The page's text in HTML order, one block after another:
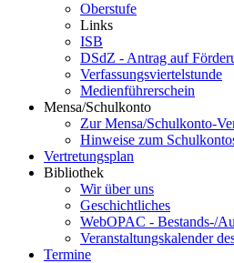
Oberstufe
Links
ISB
DSdZ - Antrag auf
Verfassungsviertelstunde
Medienführerschein
Mensa/Schulkonto
Zur Mensa/Schulkonto-
Hinweise zum
Vertretungsplan
Bibliothek
Wir über uns
Geschichtliches
WebOPAC - Bestands-/
Veranstaltungskalender
Termine